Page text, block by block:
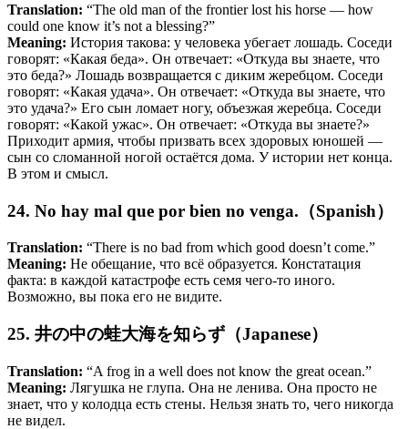
Translation: “The old man of the frontier lost his horse — how
could one know it’s not a blessing?”
Meaning: История такова: у человека убегает лошадь. Соседи
говорят: «Какая беда». Он отвечает: «Откуда вы знаете, что
это беда?» Лошадь возвращается с диким жеребцом. Соседи
говорят: «Какая удача». Он отвечает: «Откуда вы знаете, что
это удача?» Его сын ломает ногу, объезжая жеребца. Соседи
говорят: «Какой ужас». Он отвечает: «Откуда вы знаете?»
Приходит армия, чтобы призвать всех здоровых юношей —
сын со сломанной ногой остаётся дома. У истории нет конца.
В этом и смысл.
24. No hay mal que por bien no venga.（Spanish）
Translation: “There is no bad from which good doesn’t come.”
Meaning: Не обещание, что всё образуется. Констатация
факта: в каждой катастрофе есть семя чего-то иного.
Возможно, вы пока его не видите.
25. 井の中の蛙大海を知らず（Japanese）
Translation: “A frog in a well does not know the great ocean.”
Meaning: Лягушка не глупа. Она не ленива. Она просто не
знает, что у колодца есть стены. Нельзя знать то, чего никогда
не видел.